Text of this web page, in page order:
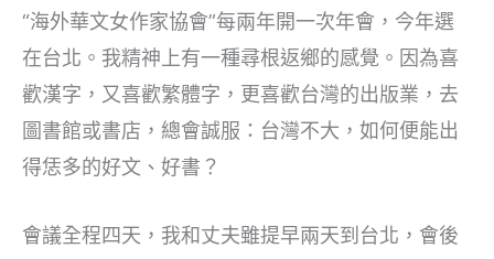
“海外華文女作家協會”每兩年開一次年會，今年選
在台北。我精神上有一種尋根返鄉的感覺。因為喜
歡漢字，又喜歡繁體字，更喜歡台灣的出版業，去
圖書館或書店，總會誠服：台灣不大，如何便能出
得恁多的好文、好書？
會議全程四天，我和丈夫雖提早兩天到台北，會後